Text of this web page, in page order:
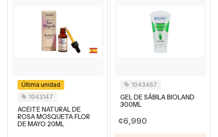
Última unidad
1043147
ACEITE NATURAL DE
ROSA MOSQUETA FLOR
DE MAYO 20ML
1043467
GEL DE SÁBILA BIOLAND
300ML
¢6,990